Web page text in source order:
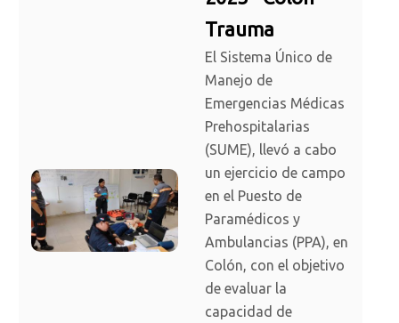
Trauma
El Sistema Único de
Manejo de
Emergencias Médicas
Prehospitalarias
(SUME), llevó a cabo
un ejercicio de campo
en el Puesto de
Paramédicos y
Ambulancias (PPA), en
Colón, con el objetivo
de evaluar la
capacidad de